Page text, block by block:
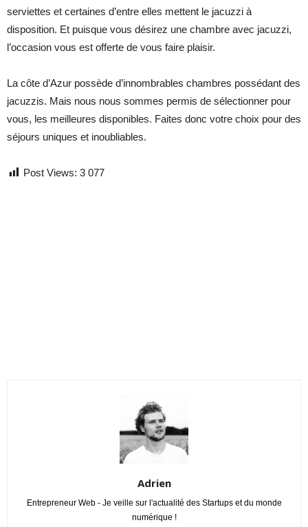
serviettes et certaines d’entre elles mettent le jacuzzi à
disposition. Et puisque vous désirez une chambre avec jacuzzi,
l’occasion vous est offerte de vous faire plaisir.
La côte d’Azur possède d’innombrables chambres possédant des
jacuzzis. Mais nous nous sommes permis de sélectionner pour
vous, les meilleures disponibles. Faites donc votre choix pour des
séjours uniques et inoubliables.
Post Views: 3 077
Adrien
Entrepreneur Web - Je veille sur l'actualité des Startups et du monde
numérique !